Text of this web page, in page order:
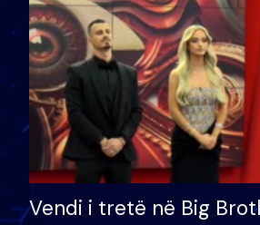
Vendi i tretë në Big